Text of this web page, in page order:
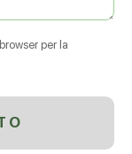
per la